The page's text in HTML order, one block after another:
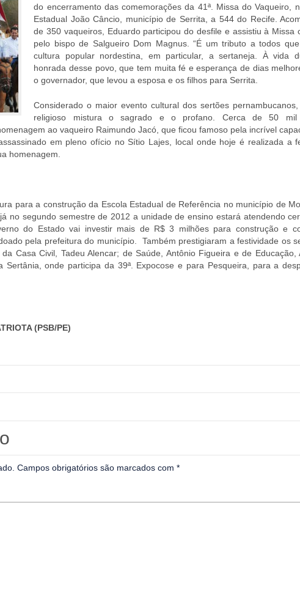
do encerramento das comemorações da 41ª. Missa do Vaqueiro,
Estadual João Câncio, município de Serrita, a 544 do Recife.
de 350 vaqueiros, Eduardo participou do desfile e assistiu à Missa
pelo bispo de Salgueiro Dom Magnus. “É um tributo a todos
cultura popular nordestina, em particular, a sertaneja. À vida
honrada desse povo, que tem muita fé e esperança de dias
o governador, que levou a esposa e os filhos para Serrita.
Considerado o maior evento cultural dos sertões
religioso mistura o sagrado e o profano. Cerca de 50 mil
ao vaqueiro Raimundo Jacó, que ficou famoso pela incrível
em pleno ofício no Sítio Lajes, local onde hoje é realizada a
homenagem.
para a construção da Escola Estadual de Referência no município de
no segundo semestre de 2012 a unidade de ensino estará atendendo
do Estado vai investir mais de R$ 3 milhões para construção e
pela prefeitura do município. Também prestigiaram a festividade os
Casa Civil, Tadeu Alencar; de Saúde, Antônio Figueira e de Educação,
onde participa da 39ª. Expocose e para Pesqueira, para a
(PSB/PE)
Campos obrigatórios são marcados com *